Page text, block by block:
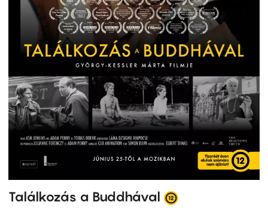
Találkozás a Buddhával